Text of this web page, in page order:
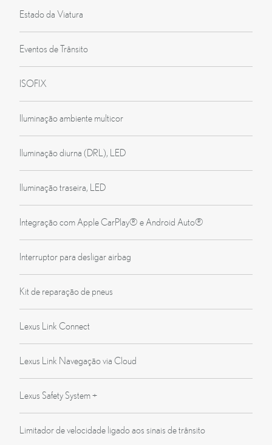
Estado da Viatura
Eventos de Trânsito
ISOFIX
Iluminação ambiente multicor
Iluminação diurna (DRL), LED
Iluminação traseira, LED
Integração com Apple CarPlay® e Android Auto®
Interruptor para desligar airbag
Kit de reparação de pneus
Lexus Link Connect
Lexus Link Navegação via Cloud
Lexus Safety System +
Limitador de velocidade ligado aos sinais de trânsito